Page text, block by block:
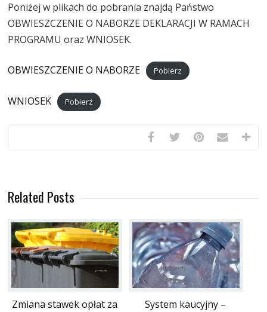
Poniżej w plikach do pobrania znajdą Państwo
OBWIESZCZENIE O NABORZE DEKLARACJI W RAMACH
PROGRAMU oraz WNIOSEK.
OBWIESZCZENIE O NABORZE Pobierz
WNIOSEK Pobierz
Related Posts
Zmiana stawek opłat za
System kaucyjny –